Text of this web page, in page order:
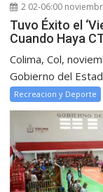
2 02-06:00
Tuvo Éxito el
Cuando Haya
Colima, Col,
Gobierno del
Recreacion y Deporte